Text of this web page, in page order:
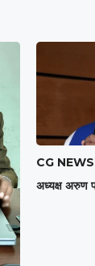
CG
अध्यक्ष अरुण